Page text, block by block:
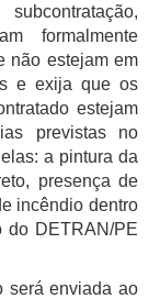
formalmente
não estejam em
e exija que os
estejam
previstas no
a pintura da
presença de
incêndio dentro
do DETRAN/PE
será enviada ao